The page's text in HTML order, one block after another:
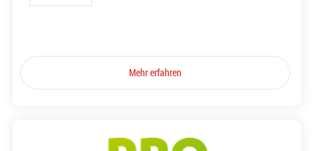
Mehr erfahren